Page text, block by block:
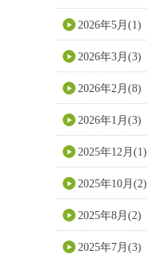
2026年5月(1)
2026年3月(3)
2026年2月(8)
2026年1月(3)
2025年12月(1)
2025年10月(2)
2025年8月(2)
2025年7月(3)